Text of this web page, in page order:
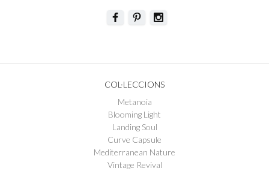
COL·LECCIONS
Metanoia
Blooming Light
Landing Soul
Curve Capsule
Mediterranean Nature
Vintage Revival